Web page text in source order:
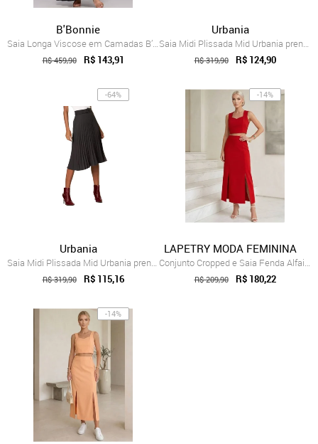
B'Bonnie
Saia Longa Viscose em Camadas B’Bonnie L...
R$ 459,90 R$ 143,91
Urbania
Saia Midi Plissada Mid Urbania prensada ...
R$ 319,90 R$ 124,90
-64%
Urbania
Saia Midi Plissada Mid Urbania prensada ...
R$ 319,90 R$ 115,16
-14%
LAPETRY MODA FEMININA
Conjunto Cropped e Saia Fenda Alfaiatari...
R$ 209,90 R$ 180,22
-14%